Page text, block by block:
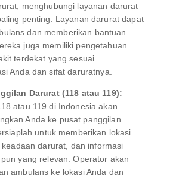
menghubungi layanan darurat
penting. Layanan darurat dapat
dan memberikan bantuan
juga memiliki pengetahuan
terdekat yang sesuai
Anda dan sifat daruratnya.
Darurat (118 atau 119):
atau 119 di Indonesia akan
Anda ke pusat panggilan
untuk memberikan lokasi
darurat, dan informasi
yang relevan. Operator akan
ambulans ke lokasi Anda dan